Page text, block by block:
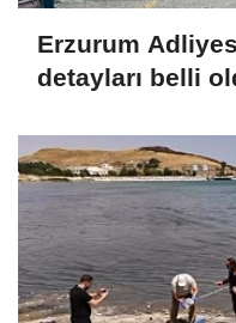
Erzurum
detayları belli